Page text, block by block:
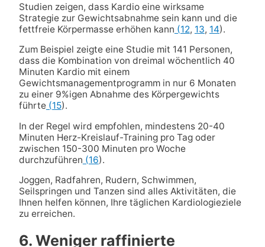
Studien zeigen, dass Kardio eine wirksame
Strategie zur Gewichtsabnahme sein kann und die
fettfreie Körpermasse erhöhen kann (12, 13, 14).
Zum Beispiel zeigte eine Studie mit 141 Personen,
dass die Kombination von dreimal wöchentlich 40
Minuten Kardio mit einem
Gewichtsmanagementprogramm in nur 6 Monaten
zu einer 9%igen Abnahme des Körpergewichts
führte(15).
In der Regel wird empfohlen, mindestens 20-40
Minuten Herz-Kreislauf-Training pro Tag oder
zwischen 150-300 Minuten pro Woche
durchzuführen (16).
Joggen, Radfahren, Rudern, Schwimmen,
Seilspringen und Tanzen sind alles Aktivitäten, die
Ihnen helfen können, Ihre täglichen Kardiologieziele
zu erreichen.
6. Weniger raffinierte